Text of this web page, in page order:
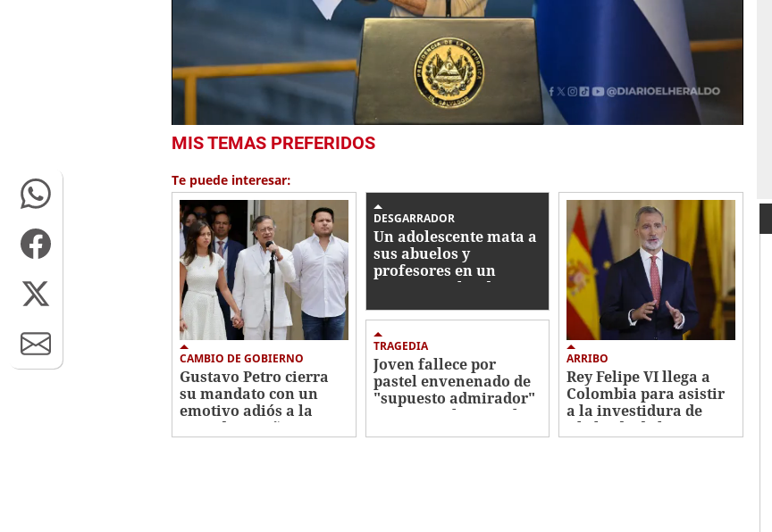
seconds
3
minutes,
secondsVolume
0%
MIS TEMAS PREFERIDOS
Te puede interesar:
CAMBIO DE GOBIERNO
Gustavo Petro cierra
su mandato con un
emotivo adiós a la
Casa de Nariño
DESGARRADOR
Un adolescente mata a
sus abuelos y
profesores en un
tiroteo escolar de
TRAGEDIA
Joven fallece por
pastel envenenado de
"supuesto admirador"
en Sao Paulo, Brasil
ARRIBO
Rey Felipe VI llega a
Colombia para asistir
a la investidura de
Abelardo de la